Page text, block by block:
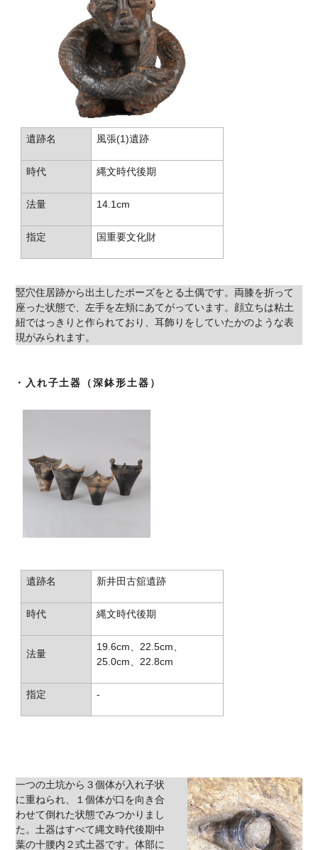
遺跡名 風張(1)遺跡
時代 縄文時代後期
法量 14.1cm
指定 国重要文化財
竪穴住居跡から出土したポーズをとる土偶です。両膝を折って
座った状態で、左手を左頬にあてがっています。顔立ちは粘土
紐ではっきりと作られており、耳飾りをしていたかのような表
現がみられます。
・入れ子土器（深鉢形土器）
遺跡名 新井田古舘遺跡
時代 縄文時代後期
法量
19.6cm、22.5cm、
25.0cm、22.8cm
指定 -
一つの土坑から３個体が入れ子状
に重ねられ、１個体が口を向き合
わせて倒れた状態でみつかりまし
た。土器はすべて縄文時代後期中
葉の十腰内２式土器です。体部に